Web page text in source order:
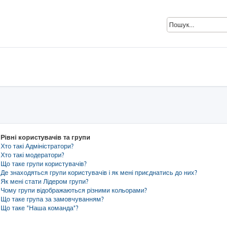
Рівні користувачів та групи
Хто такі Адміністратори?
Хто такі модератори?
Що таке групи користувачів?
Де знаходяться групи користувачів і як мені приєднатись до них?
Як мені стати Лідером групи?
Чому групи відображаються різними кольорами?
Що таке група за замовчуванням?
Що таке "Наша команда"?